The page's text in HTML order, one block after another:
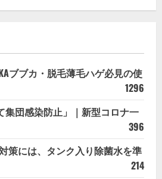
ブブカ・脱毛薄毛ハゲ必見の使
1296
集団感染防止」｜新型コロナ一
396
策には、タンク入り除菌水を準
214